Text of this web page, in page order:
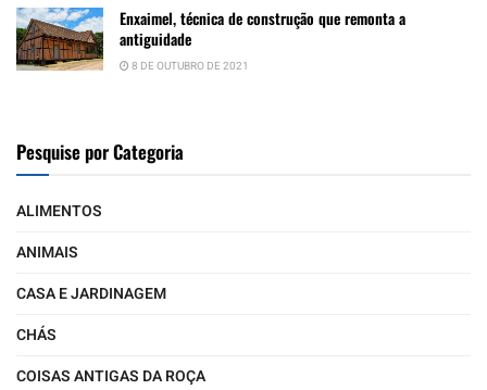
Enxaimel, técnica de construção que remonta a
antiguidade
8 DE OUTUBRO DE 2021
Pesquise por Categoria
ALIMENTOS
ANIMAIS
CASA E JARDINAGEM
CHÁS
COISAS ANTIGAS DA ROÇA